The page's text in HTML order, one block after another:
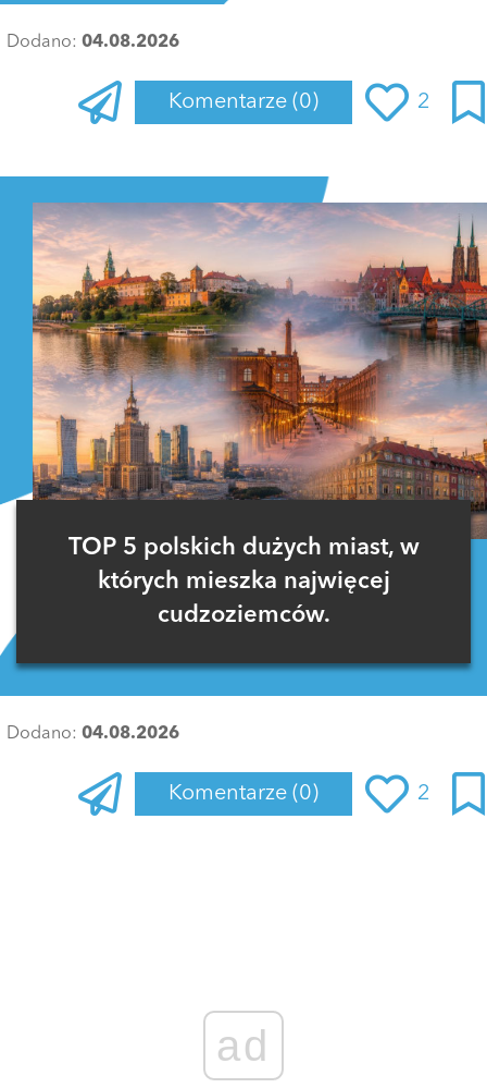
Dodano: 04.08.2026
Komentarze (0) 2
TOP 5 polskich dużych miast, w
których mieszka najwięcej
cudzoziemców.
Dodano: 04.08.2026
Komentarze (0) 2
ad